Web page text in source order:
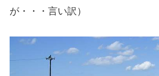
が・・・言い訳）